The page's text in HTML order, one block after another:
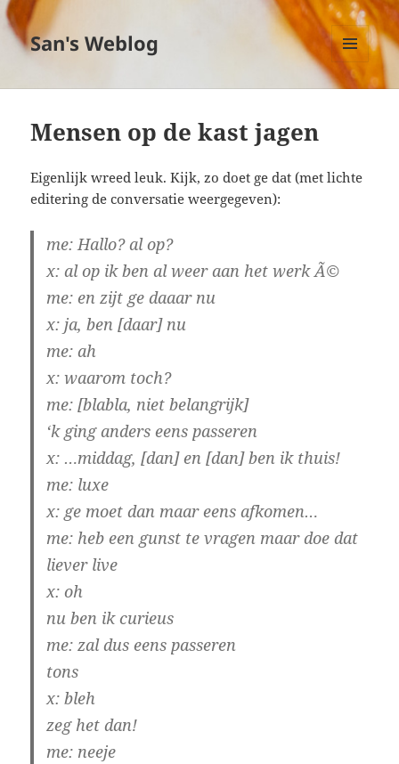
San's Weblog
MENU
EN
Mensen op de kast jagen
Eigenlijk wreed leuk. Kijk, zo doet ge dat (met lichte
editering de conversatie weergegeven):
me:Hallo? al op?
x: al op ik ben al weer aan het werk Ã©
me: en zijt ge daaar nu
x: ja, ben [daar] nu
me: ah
x: waarom toch?
me: [blabla, niet belangrijk]
‘k ging anders eens passeren
x: …middag, [dan] en [dan] ben ik thuis!
me: luxe
x: ge moet dan maar eens afkomen…
me: heb een gunst te vragen maar doe dat
liever live
x: oh
nu ben ik curieus
me: zal dus eens passeren
tons
x: bleh
zeg het dan!
me: neeje